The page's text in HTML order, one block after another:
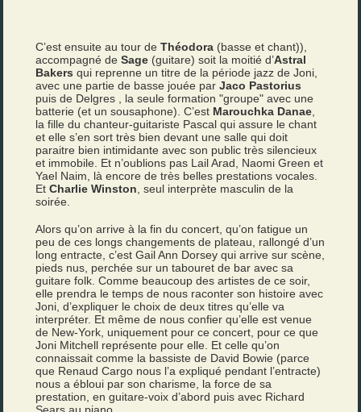
C’est ensuite au tour deThéodora (basse et chant)),
accompagné deSage (guitare) soit la moitié d’Astral
Bakers qui reprenne un titre de la période jazz de Joni,
avec une partie de basse jouée parJaco Pastorius
puis de Delgres , la seule formation "groupe" avec une
batterie (et un sousaphone). C’est Marouchka Danae
la fille du chanteur-guitariste Pascal qui assure le chant
et elle s’en sort très bien devant une salle qui doit
paraitre bien intimidante avec son public très silencieux
et immobile. Et n’oublions pas Lail Arad, Naomi Green et
Yael Naim, là encore de très belles prestations vocales.
EtCharlie Winston , seul interprète masculin de la
soirée.
Alors qu’on arrive à la fin du concert, qu’on fatigue un
peu de ces longs changements de plateau, rallongé d’un
long entracte, c’est Gail Ann Dorsey qui arrive sur scène,
pieds nus, perchée sur un tabouret de bar avec sa
guitare folk. Comme beaucoup des artistes de ce soir,
elle prendra le temps de nous raconter son histoire avec
Joni, d’expliquer le choix de deux titres qu’elle va
interpréter. Et même de nous confier qu’elle est venue
de New-York, uniquement pour ce concert, pour ce que
Joni Mitchell représente pour elle. Et celle qu’on
connaissait comme la bassiste de David Bowie (parce
que Renaud Cargo nous l’a expliqué pendant l’entracte)
nous a ébloui par son charisme, la force de sa
prestation, en guitare-voix d’abord puis avec Richard